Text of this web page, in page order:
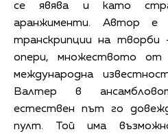
се явява и като
аранжименти. Автор
транскрипции на
опери, множеството от
международна
Валтер в
естествен път го
пулт. Той има